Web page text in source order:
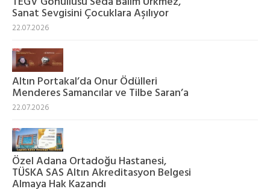
Sanat Sevgisini Çocuklara Aşılıyor
22.07.2026
Altın Portakal’da Onur Ödülleri
Menderes Samancılar ve Tilbe Saran’a
22.07.2026
Özel Adana Ortadoğu Hastanesi,
TÜSKA SAS Altın Akreditasyon Belgesi
Almaya Hak Kazandı